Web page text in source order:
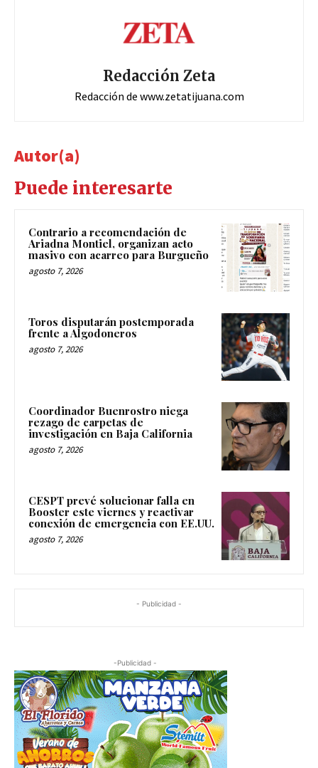
Redacción Zeta
Redacción de www.zetatijuana.com
Autor(a)
Puede interesarte
Contrario a recomendación de
Ariadna Montiel, organizan acto
masivo con acarreo para Burgueño
agosto 7, 2026
Toros disputarán postemporada
frente a Algodoneros
agosto 7, 2026
Coordinador Buenrostro niega
rezago de carpetas de
investigación en Baja California
agosto 7, 2026
CESPT prevé solucionar falla en
Booster este viernes y reactivar
conexión de emergencia con EE.UU.
agosto 7, 2026
- Publicidad -
-Publicidad -